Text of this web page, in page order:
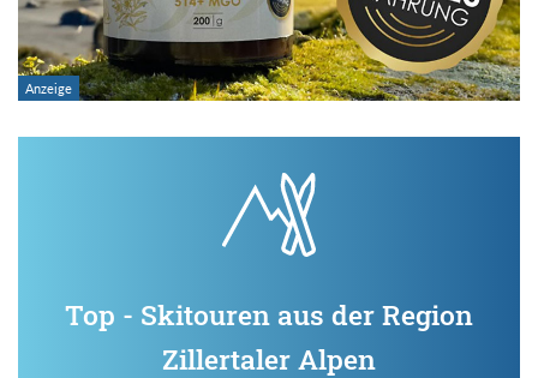
Top - Skitouren aus der Region
Zillertaler Alpen